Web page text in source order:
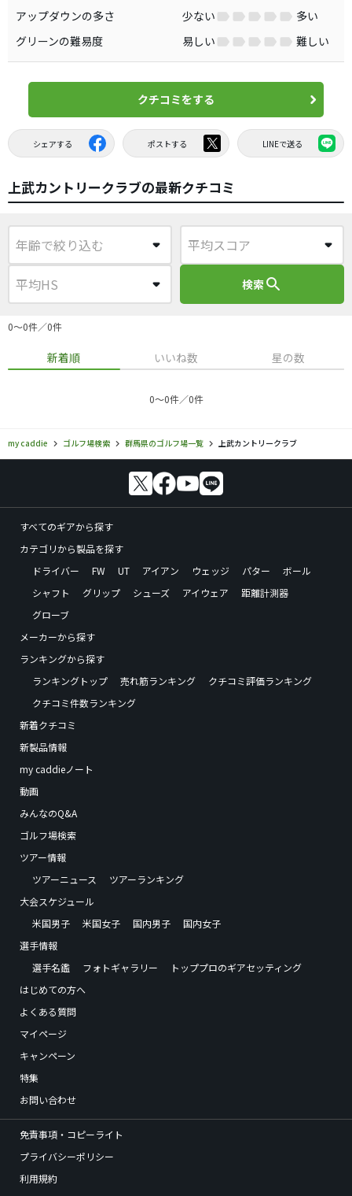
アップダウンの多さ
少ない
多い
グリーンの難易度
易しい 難しい
クチコミをする
シェアする ポストする LINEで送る
上武カントリークラブの最新クチコミ
検索search
0〜0件／0件
新着順 いいね数 星の数
0〜0件／0件
my caddie ゴルフ場検索 群馬県のゴルフ場一覧 上武カントリークラブ
すべてのギアから探す
カテゴリから製品を探す
ドライバー
FW UT アイアン ウェッジ パター
ボール
シャフト
グリップ シューズ アイウェア
距離計測器
グローブ
メーカーから探す
ランキングから探す
ランキングトップ
売れ筋ランキング
クチコミ評価ランキング
クチコミ件数ランキング
新着クチコミ
新製品情報
my caddieノート
動画
みんなのQ&A
ゴルフ場検索
ツアー情報
ツアーニュース
ツアーランキング
大会スケジュール
米国男子
米国女子 国内男子
国内女子
選手情報
選手名鑑
フォトギャラリー
トッププロのギアセッティング
はじめての方へ
よくある質問
マイページ
キャンペーン
特集
お問い合わせ
免責事項・コピーライト
プライバシーポリシー
利用規約